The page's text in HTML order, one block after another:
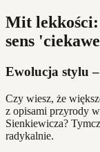
Mit
sens
Ewolucja stylu
Czy wiesz, że
z opisami przyrody
Sienkiewicza?
radykalnie.